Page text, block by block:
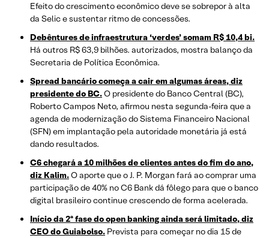
Efeito do crescimento econômico deve se sobrepor à alta
da Selic e sustentar ritmo de concessões.
Debêntures de infraestrutura ‘verdes’ somam R$ 10,4 bi.
Há outros R$ 63,9 bilhões. autorizados, mostra balanço da
Secretaria de Política Econômica.
Spread bancário começa a cair em algumas áreas, diz
presidente do BC.O presidente do Banco Central (BC),
Roberto Campos Neto, afirmou nesta segunda-feira que a
agenda de modernização do Sistema Financeiro Nacional
(SFN) em implantação pela autoridade monetária já está
dando resultados.
C6 chegará a 10 milhões de clientes antes do fim do ano,
diz Kalim.O aporte que o J. P. Morgan fará ao comprar uma
participação de 40% no C6 Bank dá fôlego para que o banco
digital brasileiro continue crescendo de forma acelerada.
Início da 2ª fase do open banking ainda será limitado, diz
CEO do Guiabolso. Prevista para começar no dia 15 de